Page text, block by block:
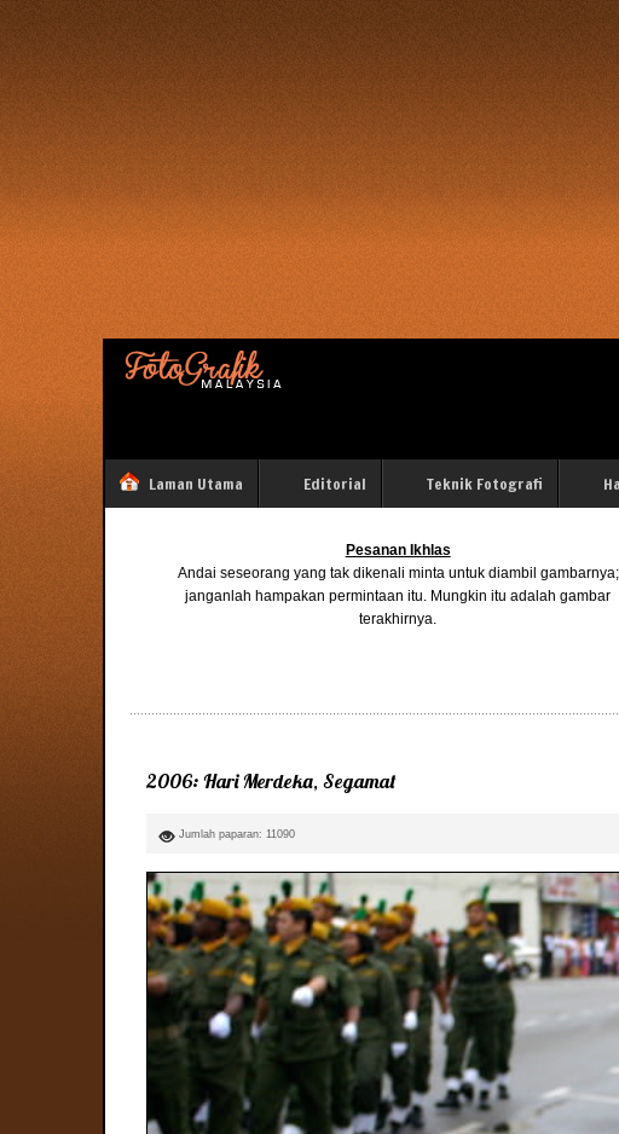
Laman Utama Editorial Teknik Fotografi
Pesanan Ikhlas
Andai seseorang yang tak dikenali minta untuk diambil gambarnya;
janganlah hampakan permintaan itu. Mungkin itu adalah gambar
terakhirnya.
2006: Hari Merdeka, Segamat
Jumlah paparan: 11090